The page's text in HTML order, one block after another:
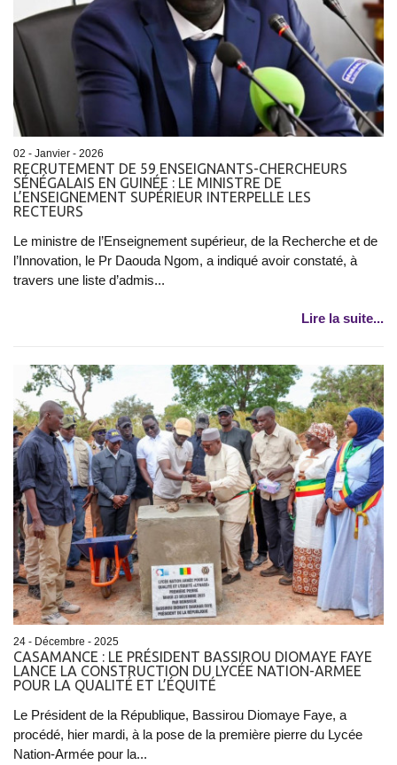
02 - Janvier - 2026
RECRUTEMENT DE 59 ENSEIGNANTS-CHERCHEURS
SÉNÉGALAIS EN GUINÉE : LE MINISTRE DE
L’ENSEIGNEMENT SUPÉRIEUR INTERPELLE LES
RECTEURS
Le ministre de l’Enseignement supérieur, de la Recherche et de
l’Innovation, le Pr Daouda Ngom, a indiqué avoir constaté, à
travers une liste d’admis...
Lire la suite...
24 - Décembre - 2025
CASAMANCE : LE PRÉSIDENT BASSIROU DIOMAYE FAYE
LANCE LA CONSTRUCTION DU LYCÉE NATION-ARMEE
POUR LA QUALITÉ ET L’ÉQUITÉ
Le Président de la République, Bassirou Diomaye Faye, a
procédé, hier mardi, à la pose de la première pierre du Lycée
Nation-Armée pour la...